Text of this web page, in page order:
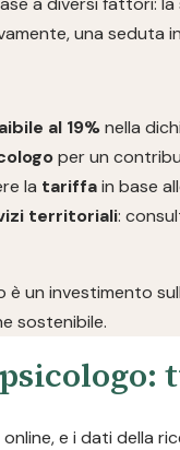
una seduta
al 19%nella
per un
la tariffain base
territoriali:
un investimento
sostenibile.
e i dati della